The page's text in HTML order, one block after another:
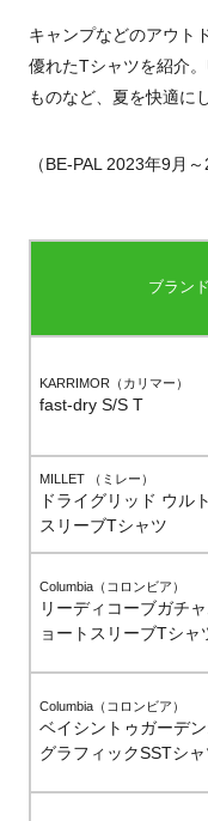
キャンプなどのアウト
優れたTシャツを紹介
ものなど、夏を快適に
（BE-PAL 2023年9月
ブラン
KARRIMOR（カリマー）
fast-dry S/S T
MILLET （ミレー）
ドライグリッド ウル
スリーブTシャツ
Columbia（コロンビア）
リーディコーブガチ
ョートスリーブTシャ
Columbia（コロンビア）
ベイシントゥガーデ
グラフィックSSTシャ